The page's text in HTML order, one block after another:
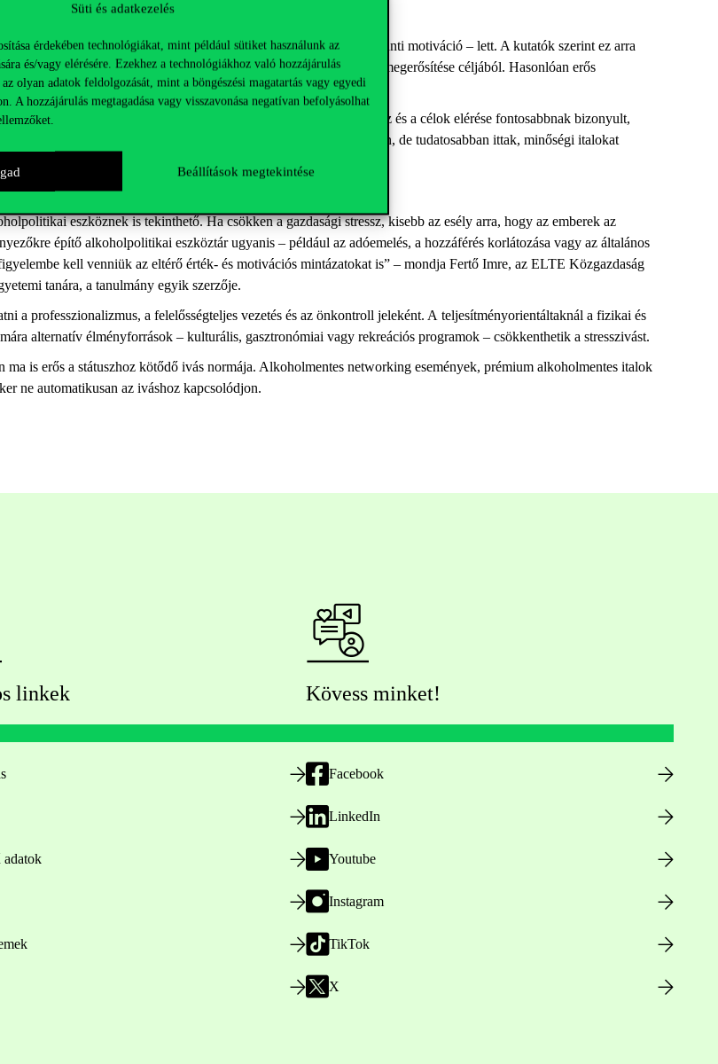
Süti és adatkezelés
érdekében technológiákat, mint például sütiket használunk az
és/vagy elérésére. Ezekhez a technológiákhoz való hozzájárulás
olyan adatok feldolgozását, mint a böngészési magatartás vagy egyedi
A hozzájárulás megtagadása vagy visszavonása negatívan befolyásolhat
Beállítások megtekintése
előrejelzője a „hatalom” – a státusz, befolyás és kontroll iránti motiváció – lett. A kutatók szerint ez arra
különösen a szakmai életbe feszültségoldás vagy a státusz megerősítése céljából. Hasonlóan erős
anyagi helyzetről számoltak be, jóval nagyobb eséllyel ittak többet.
tartották fogyasztásukat. Számukra a produktivitás, a fókusz és a célok elérése fontosabbnak bizonyult,
értékek szintén enyhén csökkentették az ivás esélyét – ritkábban, de tudatosabban ittak, minőségi italokat
eszköznek is tekinthető. Ha csökken a gazdasági stressz, kisebb az esély arra, hogy az emberek az
építő alkoholpolitikai eszköztár ugyanis – például az adóemelés, a hozzáférés korlátozása vagy az általános
kell venniük az eltérő érték- és motivációs mintázatokat is” – mondja Fertő Imre, az ELTE Közgazdaság
tanára, a tanulmány egyik szerzője.
a professzionalizmus, a felelősségteljes vezetés és az önkontroll jeleként. A teljesítményorientáltaknál a fizikai és
alternatív élményforrások – kulturális, gasztronómiai vagy rekreációs programok – csökkenthetik a stresszivást.
is erős a státuszhoz kötődő ivás normája. Alkoholmentes networking események, prémium alkoholmentes italok
ne automatikusan az iváshoz kapcsolódjon.
linkek Kövess minket!
Facebook
LinkedIn
Youtube
Instagram
TikTok
X